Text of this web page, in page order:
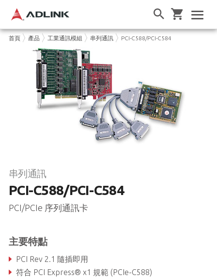
首頁 產品 工業通訊模組 串列通訊 PCI-C588/PCI-C584
串列通訊
PCI-C588/PCI-C584
PCI/PCIe 序列通訊卡
主要特點
PCI Rev 2.1 隨插即用
符合 PCI Express® x1 規範 (PCIe-C588)